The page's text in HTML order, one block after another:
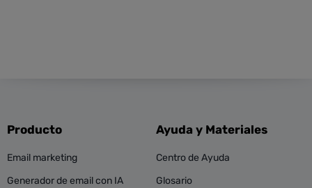
Producto
Email marketing
Generador de email con IA
Ayuda y Materiales
Centro de Ayuda
Glosario